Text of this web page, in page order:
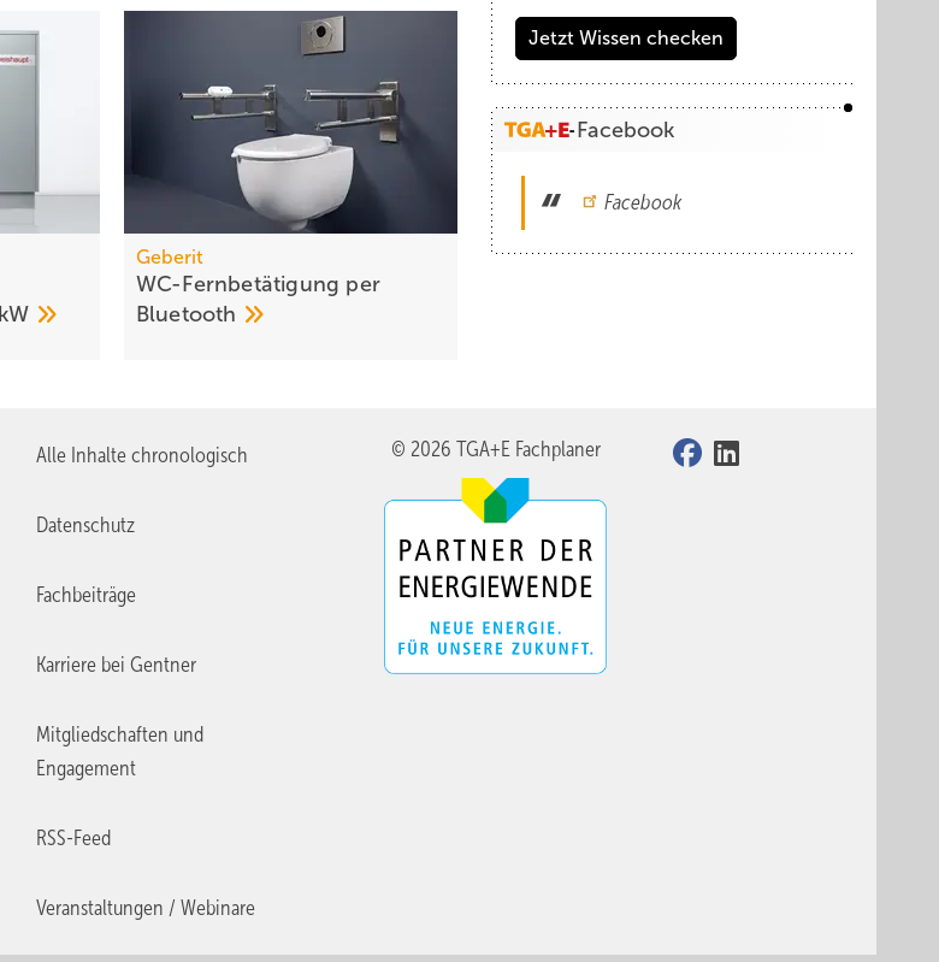
kW
Geberit
WC-Fernbetätigung per
Bluetooth
Jetzt Wissen checken
Facebook
Facebook
Alle Inhalte chronologisch
Datenschutz
Fachbeiträge
Karriere bei Gentner
Mitgliedschaften und
Engagement
RSS-Feed
Veranstaltungen / Webinare
© 2026 TGA+E Fachplaner